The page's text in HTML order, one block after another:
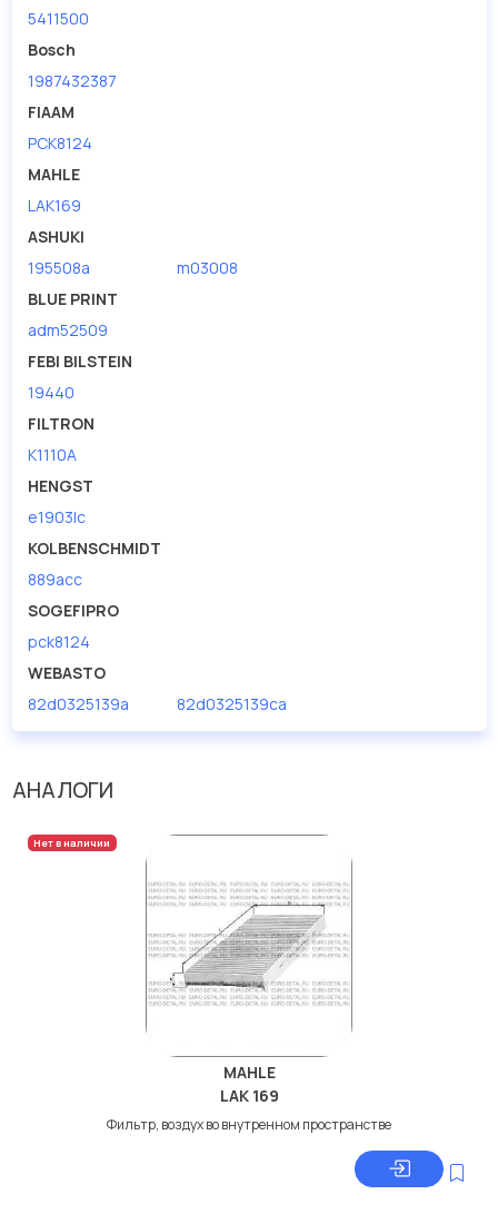
5411500
Bosch
1987432387
FIAAM
PCK8124
MAHLE
LAK169
ASHUKI
195508a
m03008
BLUE PRINT
adm52509
FEBI BILSTEIN
19440
FILTRON
K1110A
HENGST
e1903lc
KOLBENSCHMIDT
889acc
SOGEFIPRO
pck8124
WEBASTO
82d0325139a
82d0325139ca
АНАЛОГИ
Нет в наличии
MAHLE
LAK 169
Фильтр, воздух во внутренном пространстве